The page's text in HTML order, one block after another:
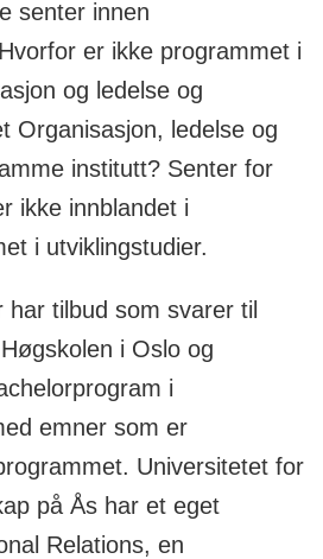
senter innen
er ikke programmet i
og ledelse og
Organisasjon, ledelse og
institutt? Senter for
ikke innblandet i
i utviklingstudier.
tilbud som svarer til
i Oslo og
i
emner som er
Universitetet for
på Ås har et eget
Relations, en